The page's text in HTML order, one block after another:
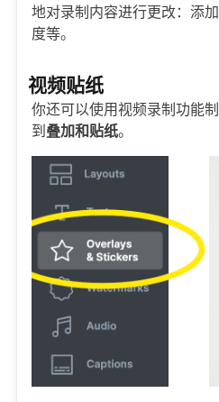
地对录制内容进行更改：添
度等。
视频贴纸
你还可以使用视频录制功能
到叠加和贴纸。